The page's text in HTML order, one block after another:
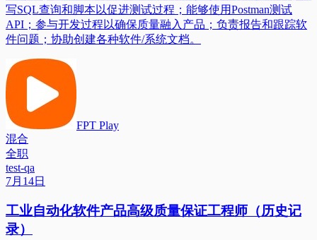
写SQL查询和脚本以促进测试过程；能够使用Postman测试
API；参与开发过程以确保质量融入产品；负责报告和跟踪软
件问题；协助创建各种软件/系统文档。
FPT Play
混合
全职
test-qa
7月14日
工业自动化软件产品高级质量保证工程师（历史记
录）